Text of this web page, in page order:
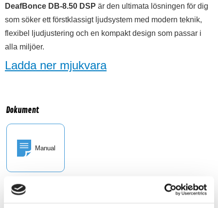
DeafBonce DB-8.50 DSP är den ultimata lösningen för dig
som söker ett förstklassigt ljudsystem med modern teknik,
flexibel ljudjustering och en kompakt design som passar i
alla miljöer.
Ladda ner mjukvara
Dokument
Manual